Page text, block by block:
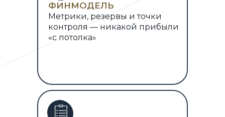
ФИНМОДЕЛЬ
Метрики, резервы и точки
контроля — никакой прибыли
«с потолка»